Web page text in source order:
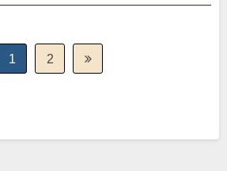
1 2